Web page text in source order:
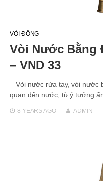
VÒI ĐỒNG
Vòi Nước Bằng
– VND 33
– Vòi nước rửa tay, vòi nước
quan đến nước, từ ý tưởng
8 YEARSAGO ADMIN